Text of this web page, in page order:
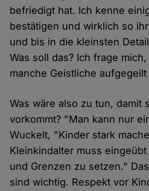
befriedigt hat. Ich kenne
bestätigen und wirklich so
und bis in die kleinsten
Was soll das? Ich frage
manche Geistliche aufgegeilt
Was wäre also zu tun, damit
vorkommt? "Man kann nur
Wuckelt, "Kinder stark
Kleinkindalter muss
und Grenzen zu setzen."
sind wichtig. Respekt vor